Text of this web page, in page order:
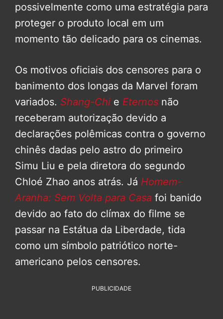
possivelmente como uma estratégia para
proteger o produto local em um
momento tão delicado para os cinemas.
Os motivos oficiais dos censores para o
banimento dos longas da Marvel foram
variados. Shang-Chi e Eternos não
receberam autorização devido a
declarações polêmicas contra o governo
chinês dadas pelo astro do primeiro
Simu Liu e pela diretora do segundo
Chloé Zhao anos atrás. Já Homem-
Aranha: Sem Volta para Casa foi banido
devido ao fato do clímax do filme se
passar na Estátua da Liberdade, tida
como um símbolo patriótico norte-
americano pelos censores.
PUBLICIDADE